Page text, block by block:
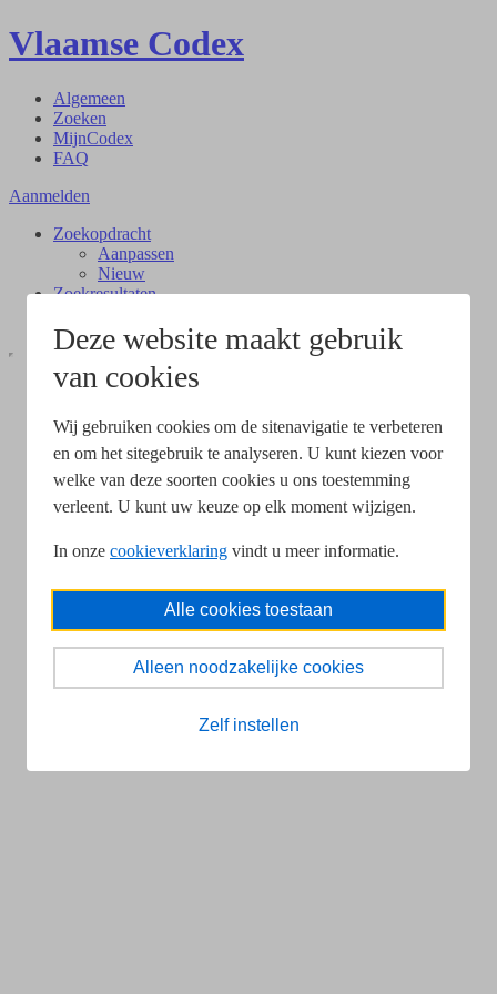
Deze website maakt gebruik
van cookies
Wij gebruiken cookies om de sitenavigatie te verbeteren
en om het sitegebruik te analyseren. U kunt kiezen voor
welke van deze soorten cookies u ons toestemming
verleent. U kunt uw keuze op elk moment wijzigen.
In onze cookieverklaring vindt u meer informatie.
Alle cookies toestaan
Alleen noodzakelijke cookies
Zelf instellen
Vlaamse Codex
Algemeen
Zoeken
MijnCodex
FAQ
Aanmelden
Zoekopdracht
Aanpassen
Nieuw
Zoekresultaten